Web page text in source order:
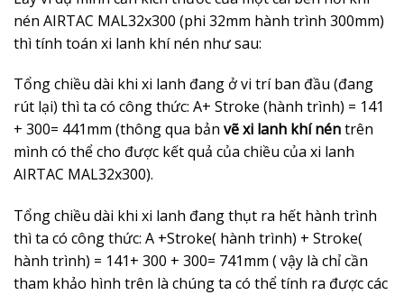
nén AIRTAC MAL32x300 (phi 32mm hành trình 300mm)
thì tính toán xi lanh khí nén như sau:
Tổng chiều dài khi xi lanh đang ở vi trí ban đầu (đang
rút lại) thì ta có công thức: A+ Stroke (hành trình) = 141
+ 300= 441mm (thông qua bản vẽ xi lanh khí néntrên
mình có thể cho được kết quả của chiều của xi lanh
AIRTAC MAL32x300).
Tổng chiều dài khi xi lanh đang thụt ra hết hành trình
thì ta có công thức: A +Stroke( hành trình) + Stroke(
hành trình) = 141+ 300 + 300= 741mm ( vậy là chỉ cần
tham khảo hình trên là chúng ta có thể tính ra được các